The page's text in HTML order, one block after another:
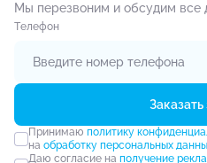
Мы перезвоним и обсудим все
Tелефон
Заказать
Принимаю политику
на обработку персональных
Даю согласие на получение